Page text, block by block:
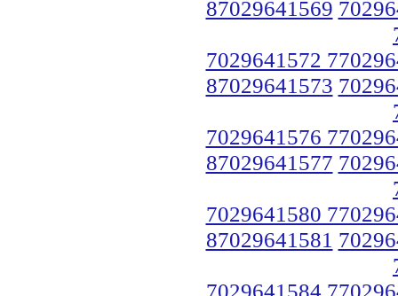
87029641569
7029641572
87029641573
7029641576
87029641577
7029641580
87029641581
7029641584